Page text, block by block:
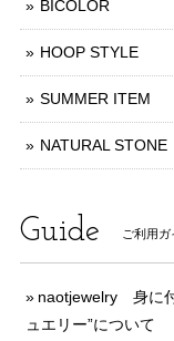
BICOLOR
HOOP STYLE
SUMMER ITEM
NATURAL STONE
Guide ご利用ガ
naotjewelry 身に
ュエリー”について